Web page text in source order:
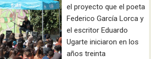
el proyecto que el poeta
Federico García Lorca y
el escritor Eduardo
Ugarte iniciaron en los
años treinta